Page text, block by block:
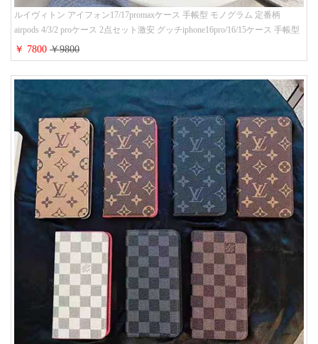
ルイヴィトン アイフォン17/17promaxケース 手帳型 モノグラム 定番柄
airpods 4/3/2 proケース 2点セット激安 グッチiphone16pro/16/15ケース 手帳型
財布カード入り 多機能 ハイ ブランド Galaxy S25/S24/S23手帳カバー おすす
め
￥ 7800￥9800